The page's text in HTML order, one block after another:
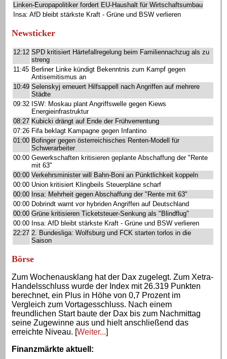
Linken-Europapolitiker fordert EU-Haushalt für Wirtschaftsumbau
Insa: AfD bleibt stärkste Kraft - Grüne und BSW verlieren
Newsticker
12:12 SPD kritisiert Härtefallregelung beim Familiennachzug als zu
streng
11:45 Berliner Linke kündigt Bekenntnis zum Kampf gegen
Antisemitismus an
10:49 Selenskyj erneuert Hilfsappell nach Angriffen auf mehrere
Städte
09:32 ISW: Moskau plant Angriffswelle gegen Kiews
Energieinfrastruktur
08:27 Kubicki drängt auf Ende der Frühverrentung
07:26 Fifa beklagt Kampagne gegen Infantino
01:00 Bofinger gegen österreichisches Renten-Modell für
Schwerarbeiter
00:00 Gewerkschaften kritisieren geplante Abschaffung der "Rente
mit 63"
00:00 Verkehrsminister will Bahn-Boni an Pünktlichkeit koppeln
00:00 Union kritisiert Klingbeils Steuerpläne scharf
00:00 Insa: Mehrheit gegen Abschaffung der "Rente mit 63"
00:00 Dobrindt warnt vor hybriden Angriffen auf Deutschland
00:00 Grüne kritisieren Ticketsteuer-Senkung als "Blindflug"
00:00 Insa: AfD bleibt stärkste Kraft - Grüne und BSW verlieren
22:27 2. Bundesliga: Wolfsburg und FCK starten torlos in die
Saison
Börse
Zum Wochenausklang hat der Dax zugelegt. Zum Xetra-
Handelsschluss wurde der Index mit 26.319 Punkten
berechnet, ein Plus in Höhe von 0,7 Prozent im
Vergleich zum Vortagesschluss. Nach einem
freundlichen Start baute der Dax bis zum Nachmittag
seine Zugewinne aus und hielt anschließend das
erreichte Niveau. [Weiter...]
Finanzmärkte aktuell :